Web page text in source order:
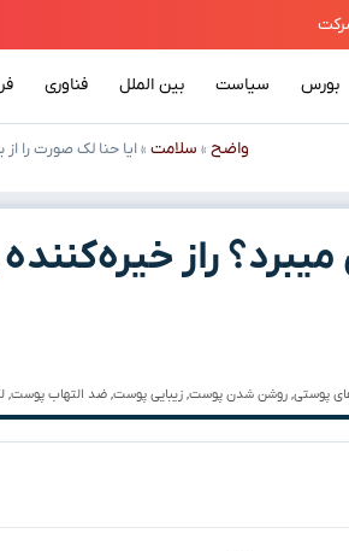
بورس سیاست بین الملل فناوری
واضح » سلامت »ایا حنا لک صورت را
میبرد؟ راز
پوستی,روشن شدن پوست,زیبایی پوست,ضد التهاب پوست,